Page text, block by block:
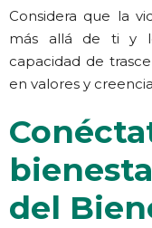
Considera que la
más allá de ti y
capacidad de
en valores y
del